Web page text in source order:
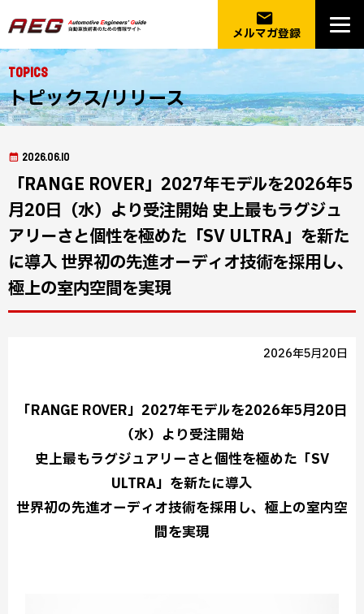
email
メルマガ登録
Topics
トピックス/リリース
2026.06.10
「RANGE ROVER」2027年モデルを2026年5
月20日（水）より受注開始 史上最もラグジュ
アリーさと個性を極めた「SV ULTRA」を新た
に導入 世界初の先進オーディオ技術を採用し、
極上の室内空間を実現
2026年5月20日
「RANGE ROVER」2027年モデルを2026年5月20日
（水）より受注開始
史上最もラグジュアリーさと個性を極めた「SV
ULTRA」を新たに導入
世界初の先進オーディオ技術を採用し、極上の室内空
間を実現